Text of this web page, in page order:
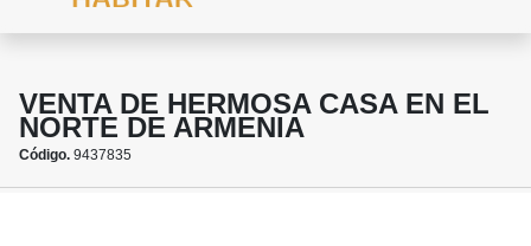
VENTA DE HERMOSA CASA EN EL
NORTE DE ARMENIA
Código. 9437835